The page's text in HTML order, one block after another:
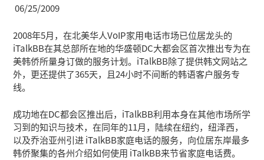
06/25/2009
2008年5月，在北美华人VoIP家用电话市场已位居龙头的
iTalkBB在其总部所在地的华盛顿DC大都会区首次推出专为在
美韩侨所量身订做的服务计划。iTalkBB除了提供韩文网站之
外，更还提供了365天，且24小时不间断的韩语客户服务专
线。
成功地在DC都会区推出后，iTalkBB利用本身在其他市场所学
习到的知识与技术，在同年的11月，陆续在纽约，纽泽西，
以及乔治亚州引进 iTalkBB家庭电话的服务，向位居东岸最多
韩侨聚集的各州介绍如何使用 iTalkBB来节省家庭电话费。